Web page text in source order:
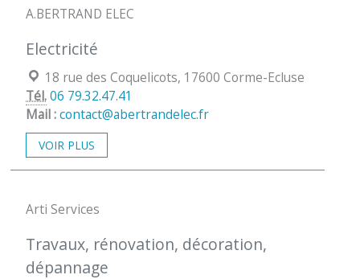
A.BERTRAND ELEC
Electricité
Localisation :
18 rue des Coquelicots, 17600 Corme-Ecluse
Tél.06 79.32.47.41
Mail :contact@abertrandelec.fr
VOIR PLUS
Arti Services
Travaux, rénovation, décoration,
dépannage